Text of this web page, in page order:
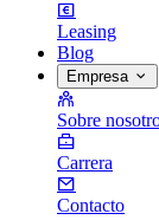
Leasing
Blog
Empresa
Sobre
Carrera
Contacto